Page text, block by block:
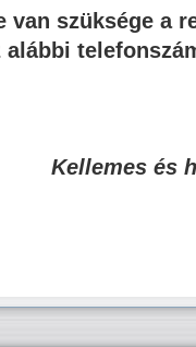
van szüksége a
alábbi
Kellemes és